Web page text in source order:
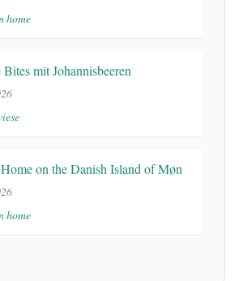
home
mit Johannisbeeren
on the Danish Island of Møn
home